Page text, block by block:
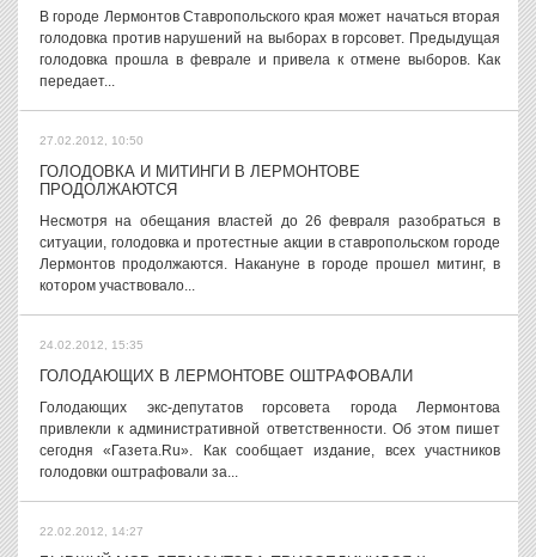
В городе Лермонтов Ставропольского края может начаться вторая
голодовка против нарушений на выборах в горсовет. Предыдущая
голодовка прошла в феврале и привела к отмене выборов. Как
передает...
27.02.2012, 10:50
ГОЛОДОВКА И МИТИНГИ В ЛЕРМОНТОВЕ
ПРОДОЛЖАЮТСЯ
Несмотря на обещания властей до 26 февраля разобраться в
ситуации, голодовка и протестные акции в ставропольском городе
Лермонтов продолжаются. Накануне в городе прошел митинг, в
котором участвовало...
24.02.2012, 15:35
ГОЛОДАЮЩИХ В ЛЕРМОНТОВЕ ОШТРАФОВАЛИ
Голодающих экс-депутатов горсовета города Лермонтова
привлекли к административной ответственности. Об этом пишет
сегодня «Газета.Ru». Как сообщает издание, всех участников
голодовки оштрафовали за...
22.02.2012, 14:27